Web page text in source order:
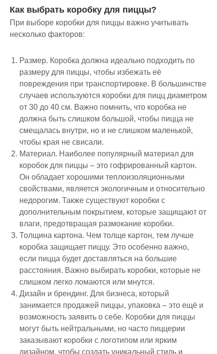
Как выбрать коробку для пиццы?
При выборе коробки для пиццы важно учитывать
несколько факторов:
Размер. Коробка должна идеально подходить по
размеру для пиццы, чтобы избежать её
повреждения при транспортировке. В большинстве
случаев используются коробки для пицц диаметром
от 30 до 40 см. Важно помнить, что коробка не
должна быть слишком большой, чтобы пицца не
смещалась внутри, но и не слишком маленькой,
чтобы края не свисали.
Материал. Наиболее популярный материал для
коробок для пиццы – это гофрированный картон.
Он обладает хорошими теплоизоляционными
свойствами, является экологичным и относительно
недорогим. Также существуют коробки с
дополнительным покрытием, которые защищают от
влаги, предотвращая размокание коробки.
Толщина картона. Чем толще картон, тем лучше
коробка защищает пиццу. Это особенно важно,
если пицца будет доставляться на большие
расстояния. Важно выбирать коробки, которые не
слишком легко ломаются или мнутся.
Дизайн и брендинг. Для бизнеса, который
занимается продажей пиццы, упаковка – это ещё и
возможность заявить о себе. Коробки для пиццы
могут быть нейтральными, но часто пиццерии
заказывают коробки с логотипом или ярким
дизайном, чтобы создать уникальный стиль и